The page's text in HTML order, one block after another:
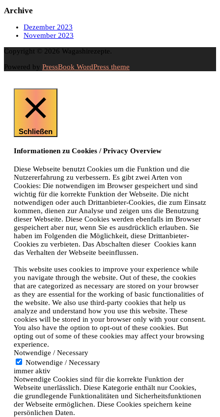
Archive
Dezember 2023
November 2023
Copyright © 2026 Wagashirezepte.
Powered by PressBook WordPress theme
Schließen
Informationen zu Cookies / Privacy Overview
Diese Webseite benutzt Cookies um die Funktion und die
Nutzererfahrung zu verbessern. Es gibt zwei Arten von
Cookies: Die notwendigen im Browser gespeichert und sind
wichtig für die korrekte Funktion der Webseite. Die nicht
notwendigen oder auch Drittanbieter-Cookies, die zum Einsatz
kommen, dienen zur Analyse und zeigen uns die Benutzung
dieser Webseite. Diese Cookies werden ebenfalls im Browser
gespeichert aber nur, wenn Sie es ausdrücklich erlauben. Sie
haben im Folgenden die Möglichkeit, diese Drittanbieter-
Cookies zu verbieten. Das Abschalten dieser Cookies kann
das Verhalten der Webseite beeinflussen.
This website uses cookies to improve your experience while
you navigate through the website. Out of these, the cookies
that are categorized as necessary are stored on your browser
as they are essential for the working of basic functionalities of
the website. We also use third-party cookies that help us
analyze and understand how you use this website. These
cookies will be stored in your browser only with your consent.
You also have the option to opt-out of these cookies. But
opting out of some of these cookies may affect your browsing
experience.
Notwendige / Necessary
Notwendige / Necessary
immer aktiv
Notwendige Cookies sind für die korrekte Funktion der
Webseite unerlässlich. Diese Kategorie enthält nur Cookies,
die grundlegende Funktionalitäten und Sicherheitsfunktionen
der Webseite ermöglichen. Diese Cookies speichern keine
persönlichen Daten.